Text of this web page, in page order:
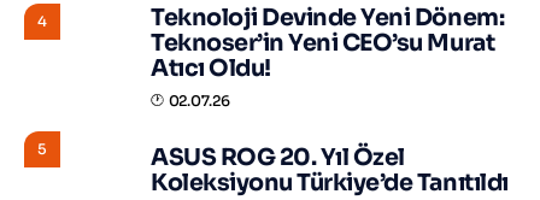
4
Teknoloji Devinde Yeni Dönem:
Teknoser’in Yeni CEO’su Murat
Atıcı Oldu!
02.07.26
5
ASUS ROG 20. Yıl Özel
Koleksiyonu Türkiye’de Tanıtıldı